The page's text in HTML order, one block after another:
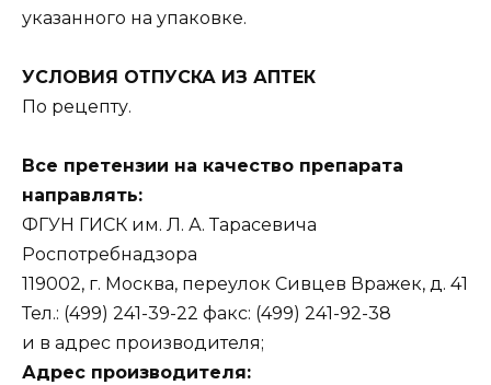
указанного на упаковке.
УСЛОВИЯ ОТПУСКА ИЗ АПТЕК
По рецепту.
Все претензии на качество препарата
направлять:
ФГУН ГИСК им. Л. А. Тарасевича
Роспотребнадзора
119002, г. Москва, переулок Сивцев Вражек, д. 41
Тел.: (499) 241-39-22 факс: (499) 241-92-38
и в адрес производителя;
Адрес производителя: